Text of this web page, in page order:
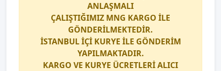
ANLAŞMALI
ÇALIŞTIĞIMIZ MNG KARGO İLE
GÖNDERİLMEKTEDİR.
İSTANBUL İÇİ KURYE İLE GÖNDERİM
YAPILMAKTADIR.
KARGO VE KURYE ÜCRETLERİ ALICI